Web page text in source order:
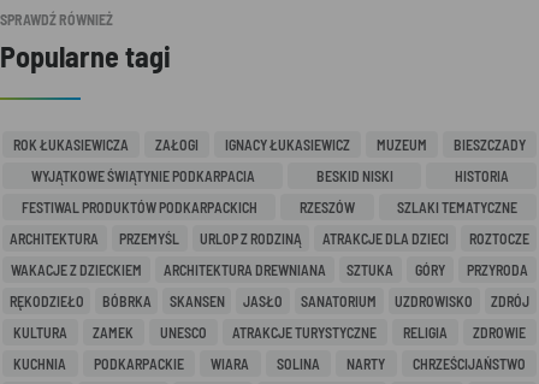
SPRAWDŹ RÓWNIEŻ
Popularne tagi
ROK ŁUKASIEWICZA ZAŁOGI IGNACY ŁUKASIEWICZ MUZEUM
BIESZCZADY
WYJĄTKOWE ŚWIĄTYNIE PODKARPACIA
BESKID NISKI
HISTORIA
FESTIWAL PRODUKTÓW PODKARPACKICH
RZESZÓW
SZLAKI TEMATYCZNE
ARCHITEKTURA
PRZEMYŚL URLOP Z RODZINĄ ATRAKCJE DLA DZIECI
ROZTOCZE
WAKACJE Z DZIECKIEM
ARCHITEKTURA DREWNIANA SZTUKA GÓRY
PRZYRODA
RĘKODZIEŁO
BÓBRKA SKANSEN JASŁO SANATORIUM UZDROWISKO
ZDRÓJ
KULTURA
ZAMEK UNESCO ATRAKCJE TURYSTYCZNE RELIGIA
ZDROWIE
KUCHNIA
PODKARPACKIE WIARA SOLINA NARTY
CHRZEŚCIJAŃSTWO